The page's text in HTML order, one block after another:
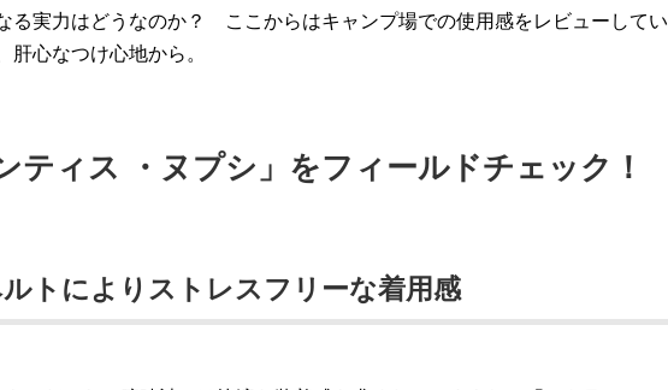
る実力はどうなのか？ ここからはキャンプ場での使用感をレビューしてい
肝心なつけ心地から。
ティス ・ヌプシ」をフィールドチェック！
トによりストレスフリーな着用感